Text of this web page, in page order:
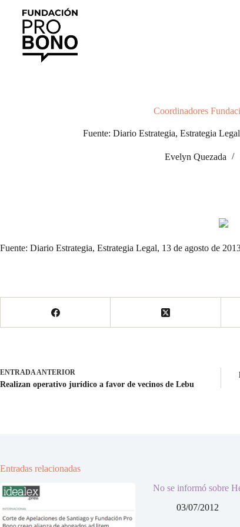
contenido
Coordinadores
Fuente: Diario Estrategia, Estrategia
Evelyn Quezada
Fuente: Diario Estrategia, Estrategia Legal, 13 de agosto de
ENTRADAANTERIOR
Realizan operativo jurídico a favor de vecinos de Lebu
Entradas relacionadas
No se informó sobre
03/07/2012